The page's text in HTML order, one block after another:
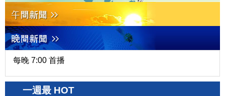
每晚 7:00 首播
一週最 HOT